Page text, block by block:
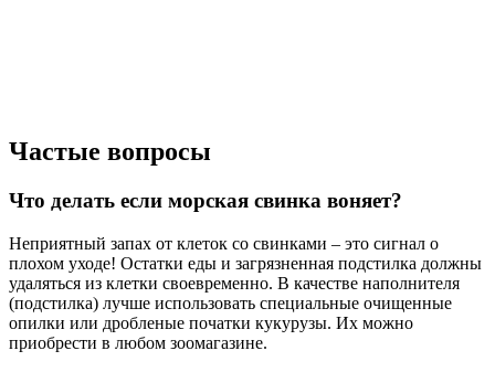
Частые вопросы
Что делать если морская свинка воняет?
Неприятный запах от клеток со свинками – это сигнал о
плохом уходе! Остатки еды и загрязненная подстилка должны
удаляться из клетки своевременно. В качестве наполнителя
(подстилка) лучше использовать специальные очищенные
опилки или дробленые початки кукурузы. Их можно
приобрести в любом зоомагазине.